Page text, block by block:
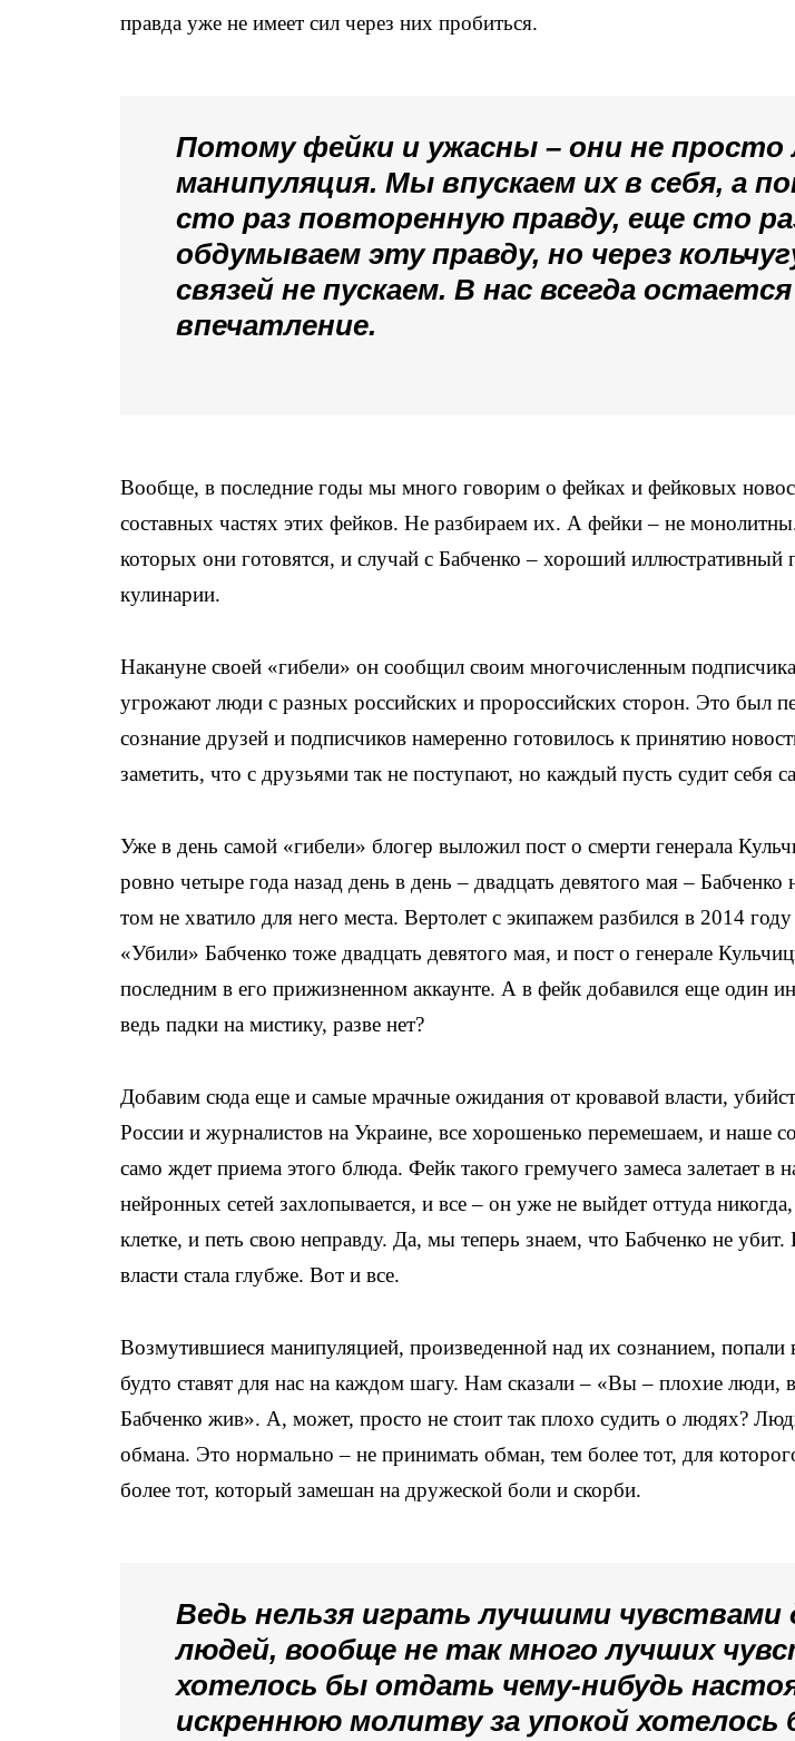
правда уже не имеет сил через них пробиться.
Потому фейки и ужасны – они не просто
манипуляция. Мы впускаем их в себя, а
сто раз повторенную правду, еще сто
обдумываем эту правду, но через
связей не пускаем. В нас всегда
впечатление.
Вообще, в последние годы мы много говорим о фейках и фейковых
составных частях этих фейков. Не разбираем их. А фейки – не
которых они готовятся, и случай с Бабченко – хороший иллюстративный
кулинарии.
Накануне своей «гибели» он сообщил своим многочисленным
угрожают люди с разных российских и пророссийских сторон. Это был
сознание друзей и подписчиков намеренно готовилось к принятию
заметить, что с друзьями так не поступают, но каждый пусть судит себя
Уже в день самой «гибели» блогер выложил пост о смерти генерала
ровно четыре года назад день в день – двадцать девятого мая –
том не хватило для него места. Вертолет с экипажем разбился в 2014
«Убили» Бабченко тоже двадцать девятого мая, и пост о генерале
последним в его прижизненном аккаунте. А в фейк добавился еще один
ведь падки на мистику, разве нет?
Добавим сюда еще и самые мрачные ожидания от кровавой власти,
России и журналистов на Украине, все хорошенько перемешаем, и наше
само ждет приема этого блюда. Фейк такого гремучего замеса залетает в
нейронных сетей захлопывается, и все – он уже не выйдет оттуда
клетке, и петь свою неправду. Да, мы теперь знаем, что Бабченко не
власти стала глубже. Вот и все.
Возмутившиеся манипуляцией, произведенной над их сознанием,
будто ставят для нас на каждом шагу. Нам сказали – «Вы – плохие люди,
Бабченко жив». А, может, просто не стоит так плохо судить о людях?
обмана. Это нормально – не принимать обман, тем более тот, для
более тот, который замешан на дружеской боли и скорби.
Ведь нельзя играть лучшими чувствами
людей, вообще не так много лучших
хотелось бы отдать чему-нибудь
искреннюю молитву за упокой хотелось